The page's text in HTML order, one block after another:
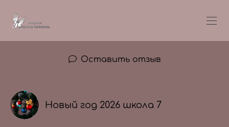
Оставить отзыв
Новый год 2026 школа 7